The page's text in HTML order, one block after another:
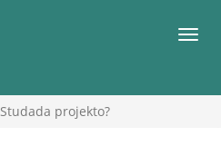
Studada projekto?